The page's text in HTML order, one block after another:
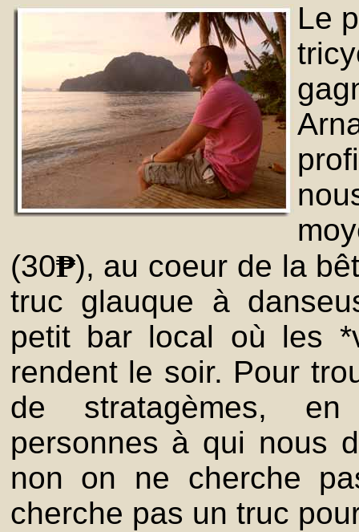
Le
(30₱), au coeur de la
truc glauque à
petit bar local où les
rendent le soir. Pour
de stratagèmes,
personnes à qui nous
non on ne cherche
cherche pas un truc